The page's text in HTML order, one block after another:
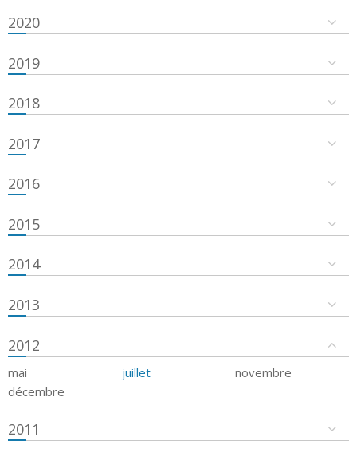
2020
2019
2018
2017
2016
2015
2014
2013
2012
mai juillet
novembre
décembre
2011